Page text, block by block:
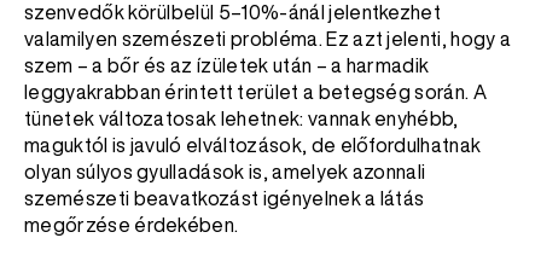
szenvedők körülbelül 5–10%-ánál jelentkezhet
valamilyen szemészeti probléma. Ez azt jelenti, hogy a
szem – a bőr és az ízületek után – a harmadik
leggyakrabban érintett terület a betegség során. A
tünetek változatosak lehetnek: vannak enyhébb,
maguktól is javuló elváltozások, de előfordulhatnak
olyan súlyos gyulladások is, amelyek azonnali
szemészeti beavatkozást igényelnek a látás
megőrzése érdekében.